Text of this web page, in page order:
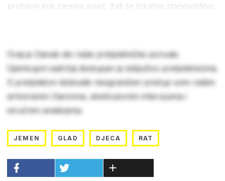
problem koji zanima svijet, žali se lokalno stanovništvo.
Ovaj je članak dio naše pretplatničke ponude.
Cjelokupni sadržaj dostupan je isključivo pretplatnicima.
S pretplatom dobivate neograničen pristup svim našim
arhiviranim člancima, ekskluzivnim intervjuima i
stručnim analizama.
JEMEN GLAD DJECA RAT